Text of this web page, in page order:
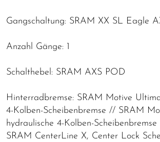
Gangschaltung: SRAM XX SL Eagle
Anzahl Gänge: 1
Schalthebel: SRAM AXS POD
Hinterradbremse: SRAM Motive
4-Kolben-Scheibenbremse // SRAM
hydraulische 4-Kolben-Scheibenbremse
SRAM CenterLine X, Center Lock